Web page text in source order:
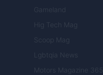
Gameland
Hig Tech Mag
Scoop Mag
Lgbtqia News
Motors Magazine 365